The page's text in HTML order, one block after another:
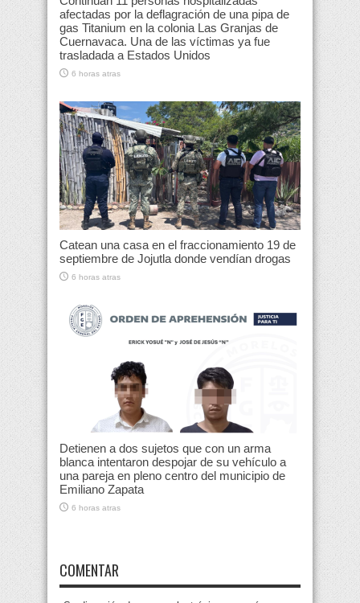
afectadas por la deflagración de una pipa de
gas Titanium en la colonia Las Granjas de
Cuernavaca. Una de las víctimas ya fue
trasladada a Estados Unidos
6 horas atras
Catean una casa en el fraccionamiento 19 de
septiembre de Jojutla donde vendían drogas
6 horas atras
Detienen a dos sujetos que con un arma
blanca intentaron despojar de su vehículo a
una pareja en pleno centro del municipio de
Emiliano Zapata
6 horas atras
COMENTAR